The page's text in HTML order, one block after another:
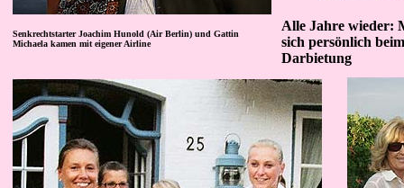
Senkrechtstarter Joachim Hunold (Air Berlin) und Gattin
Michaela kamen mit eigener Airline
Alle Jahre wieder:
sich persönlich
Darbietung